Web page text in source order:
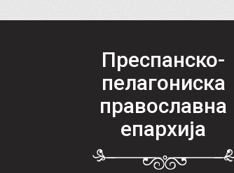
Преспанско-
пелагониска
православна
епархија